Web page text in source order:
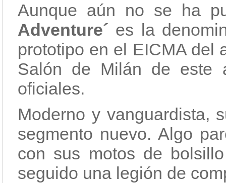
Aunque aún no se ha
Adventure´ es la
prototipo en el EICMA del
Salón de Milán de este
oficiales.
Moderno y vanguardista,
segmento nuevo. Algo
con sus motos de
seguido una legión de